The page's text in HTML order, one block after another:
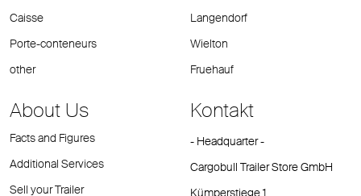
Caisse
Porte-conteneurs
other
Langendorf
Wielton
Fruehauf
About Us
Facts and Figures
Additional Services
Sell your Trailer
Kontakt
- Headquarter -
Cargobull Trailer Store GmbH
Kümperstiege 1